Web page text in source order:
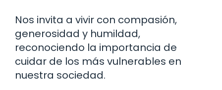
Nos invita a vivir con compasión,
generosidad y humildad,
reconociendo la importancia de
cuidar de los más vulnerables en
nuestra sociedad.